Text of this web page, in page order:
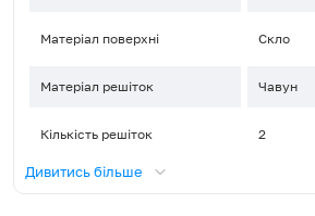
Матеріал поверхні Скло
Матеріал решіток Чавун
Кількість решіток 2
Управління
Дивитись більше